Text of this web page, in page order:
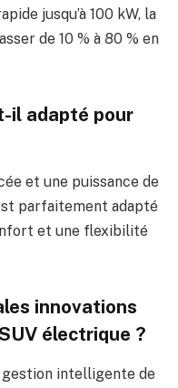
jusqu’à 100 kW, la
de 10 % à 80 % en
il adapté pour
et une puissance de
parfaitement adapté
et une flexibilité
innovations
électrique ?
gestion intelligente de